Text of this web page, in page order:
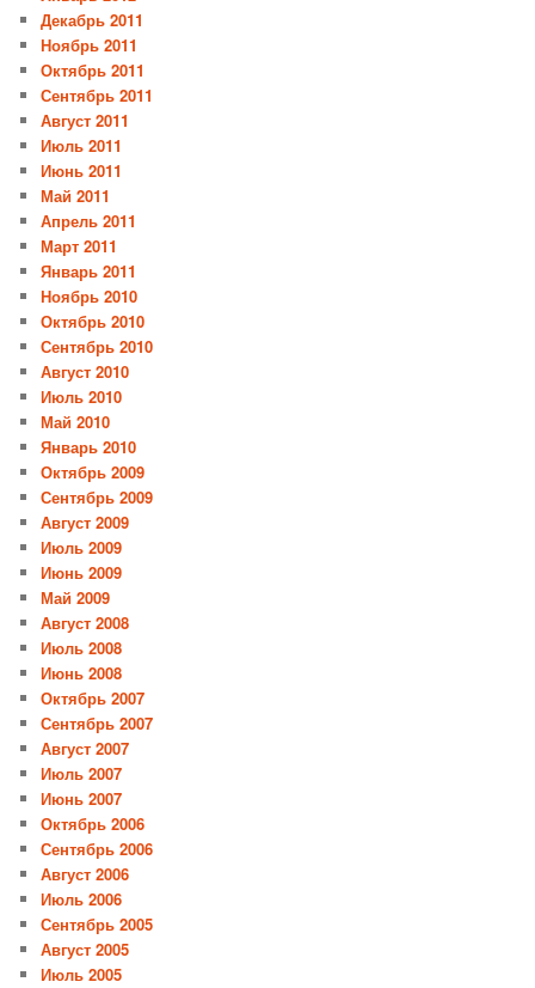
Декабрь 2011
Ноябрь 2011
Октябрь 2011
Сентябрь 2011
Август 2011
Июль 2011
Июнь 2011
Май 2011
Апрель 2011
Март 2011
Январь 2011
Ноябрь 2010
Октябрь 2010
Сентябрь 2010
Август 2010
Июль 2010
Май 2010
Январь 2010
Октябрь 2009
Сентябрь 2009
Август 2009
Июль 2009
Июнь 2009
Май 2009
Август 2008
Июль 2008
Июнь 2008
Октябрь 2007
Сентябрь 2007
Август 2007
Июль 2007
Июнь 2007
Октябрь 2006
Сентябрь 2006
Август 2006
Июль 2006
Сентябрь 2005
Август 2005
Июль 2005